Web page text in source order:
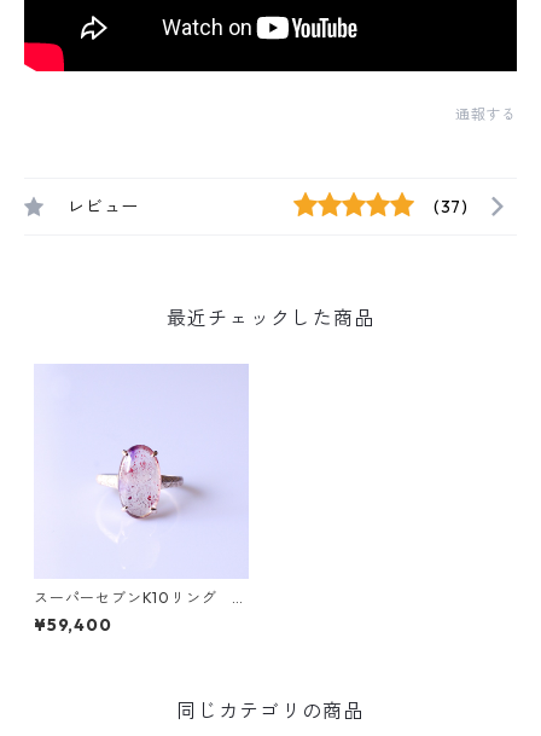
通報する
レビュー (37)
最近チェックした商品
スーパーセブンK10リング C
HRYSO(クライソ）
¥59,400
同じカテゴリの商品